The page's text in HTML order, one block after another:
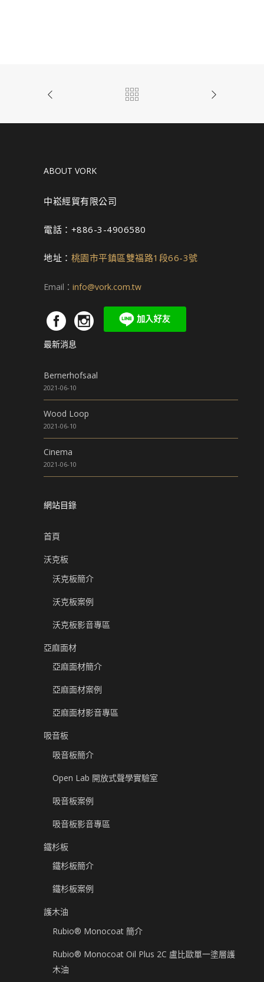
ABOUT VORK
中崧經貿有限公司
電話：+886-3-4906580
地址： 桃園市平鎮區雙福路1段66-3號
Email： info@vork.com.tw
最新消息
Bernerhofsaal
2021-06-10
Wood Loop
2021-06-10
Cinema
2021-06-10
網站目錄
首頁
沃克板
沃克板簡介
沃克板案例
沃克板影音專區
亞麻面材
亞麻面材簡介
亞麻面材案例
亞麻面材影音專區
吸音板
吸音板簡介
Open Lab 開放式聲學實驗室
吸音板案例
吸音板影音專區
鐵杉板
鐵杉板簡介
鐵杉板案例
護木油
Rubio® Monocoat 簡介
Rubio® Monocoat Oil Plus 2C 盧比歐單一塗層護
木油